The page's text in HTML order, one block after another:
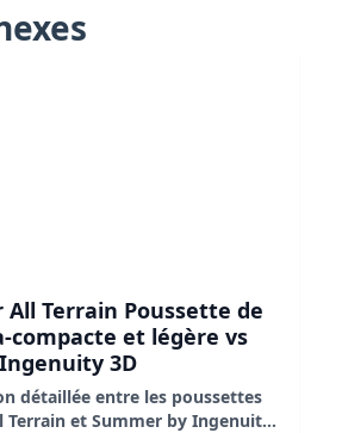
All Terrain Poussette de
compacte et légère vs
3D
détaillée entre les poussettes
Terrain et Summer by Ingenuity